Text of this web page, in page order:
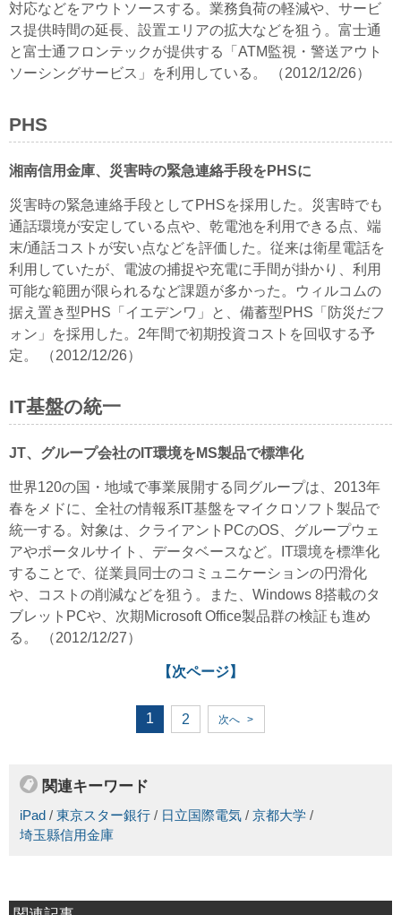
対応などをアウトソースする。業務負荷の軽減や、サービ
ス提供時間の延長、設置エリアの拡大などを狙う。富士通
と富士通フロンテックが提供する「ATM監視・警送アウト
ソーシングサービス」を利用している。 （2012/12/26）
PHS
湘南信用金庫、災害時の緊急連絡手段をPHSに
災害時の緊急連絡手段としてPHSを採用した。災害時でも
通話環境が安定している点や、乾電池を利用できる点、端
末/通話コストが安い点などを評価した。従来は衛星電話を
利用していたが、電波の捕捉や充電に手間が掛かり、利用
可能な範囲が限られるなど課題が多かった。ウィルコムの
据え置き型PHS「イエデンワ」と、備蓄型PHS「防災だフ
ォン」を採用した。2年間で初期投資コストを回収する予
定。 （2012/12/26）
IT基盤の統一
JT、グループ会社のIT環境をMS製品で標準化
世界120の国・地域で事業展開する同グループは、2013年
春をメドに、全社の情報系IT基盤をマイクロソフト製品で
統一する。対象は、クライアントPCのOS、グループウェ
アやポータルサイト、データベースなど。IT環境を標準化
することで、従業員同士のコミュニケーションの円滑化
や、コストの削減などを狙う。また、Windows 8搭載のタ
ブレットPCや、次期Microsoft Office製品群の検証も進め
る。 （2012/12/27）
【次ページ】
1 2 次へ >
関連キーワード
iPad / 東京スター銀行 / 日立国際電気 / 京都大学 /
埼玉縣信用金庫